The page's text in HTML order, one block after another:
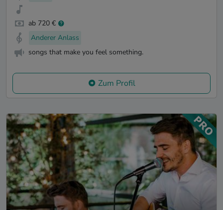
ab 720 €
Anderer Anlass
songs that make you feel something.
Zum Profil